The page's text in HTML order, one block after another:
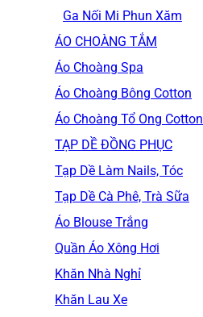
Ga Nối Mi Phun Xăm
ÁO CHOÀNG TẮM
Áo Choàng Spa
Áo Choàng Bông Cotton
Áo Choàng Tổ Ong Cotton
TẠP DỀ ĐỒNG PHỤC
Tạp Dề Làm Nails, Tóc
Tạp Dề Cà Phê, Trà Sữa
Áo Blouse Trắng
Quần Áo Xông Hơi
Khăn Nhà Nghỉ
Khăn Lau Xe